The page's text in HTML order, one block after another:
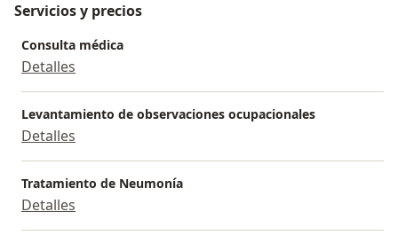
Servicios y precios
Consulta médica
Detalles
Levantamiento de observaciones ocupacionales
Detalles
Tratamiento de Neumonía
Detalles